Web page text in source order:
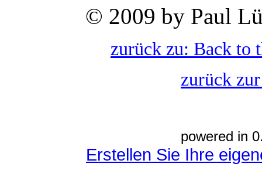
© 2009 by Paul
zurück zu: Back to
zurück
powered in
Erstellen Sie Ihre